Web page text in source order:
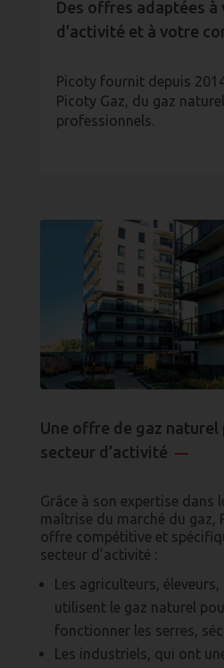
Des offres adaptées à
d’activité et à votre
Picoty fournit depuis
Picoty Gaz, du gaz
professionnels.
Une offre de gaz naturel
secteur d’activité —
Grâce à son expertise dans
maîtrise du marché du gaz,
offre compétitive et
secteur d’activité :
Les agriculteurs,
utilisent le gaz naturel
fonctionner les serres,
Les industriels, qui ont